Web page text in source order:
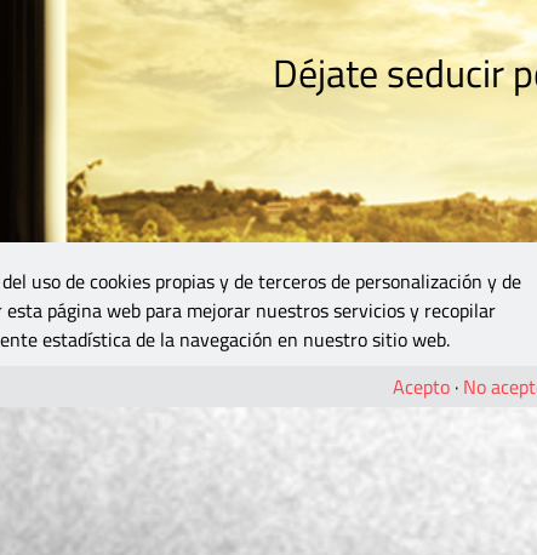
Déjate seducir
uso de cookies propias y de terceros de personalización y de
página web para mejorar nuestros servicios y recopilar
estadística de la navegación en nuestro sitio web.
Acepto · No